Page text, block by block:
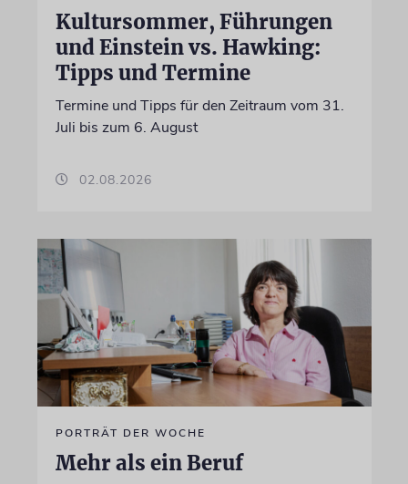
Kultursommer, Führungen
und Einstein vs. Hawking:
Tipps und Termine
Termine und Tipps für den Zeitraum vom 31.
Juli bis zum 6. August
02.08.2026
PORTRÄT DER WOCHE
Mehr als ein Beruf